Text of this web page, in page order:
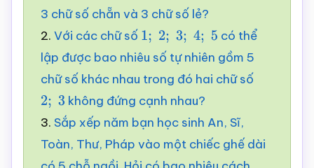
3 chữ số chẵn và 3 chữ số lẻ?
2. Với các chữ số 1;2 3; 4;5
có thể
lập được bao nhiêu số tự nhiên gồm 5
chữ số khác nhau trong đó hai chữ số
2; 3
không đứng cạnh nhau?
3. Sắp xếp năm bạn học sinh An, Sĩ,
Toàn, Thư, Pháp vào một chiếc ghế dài